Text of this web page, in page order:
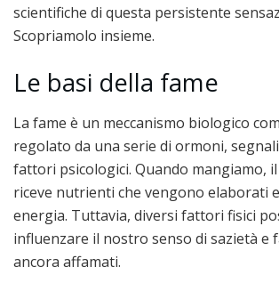
scientifiche di questa persistente
Scopriamolo insieme.
Le basi della fame
La fame è un meccanismo biologico
regolato da una serie di ormoni,
fattori psicologici. Quando mangiamo,
riceve nutrienti che vengono elaborati
energia. Tuttavia, diversi fattori fisici
influenzare il nostro senso di sazietà e
ancora affamati.